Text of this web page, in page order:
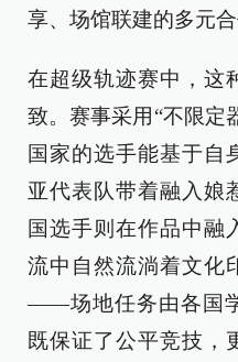
享、场馆联建的多元合
在超级轨迹赛中，这
致。赛事采用“不限定
国家的选手能基于自
亚代表队带着融入娘
国选手则在作品中融
流中自然流淌着文化
——场地任务由各国
既保证了公平竞技，